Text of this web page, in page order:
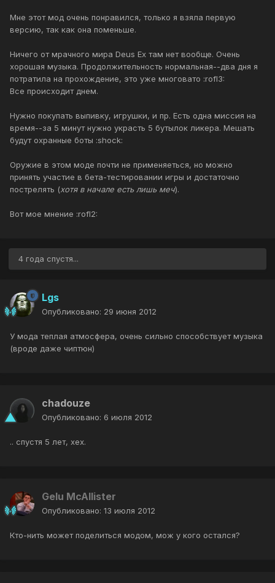
Мне этот мод очень понравился, только я взяла первую
версию, так как она поменьше.
Ничего от мрачного мира Deus Ex там нет вообще. Очень
хорошая музыка. Продолжительность нормальная--два дня я
потратила на прохождение, это уже многовато :rofl3:
Все происходит днем.
Нужно покупать выпивку, игрушки, и пр. Есть одна миссия на
время--за 5 минут нужно украсть 5 бутылок ликера. Мешать
будут охранные боты :shock:
Оружие в этом моде почти не применяеться, но можно
принять участие в бета-тестировании игры и достаточно
пострелять (хотя в начале есть лишь меч).
Вот мое мнение :rofl2:
4 года спустя...
Lgs
Опубликовано: 29 июня 2012
У мода теплая атмосфера, очень сильно способствует музыка
(вроде даже чиптюн)
chadouze
Опубликовано: 6 июля 2012
.. спустя 5 лет, хех.
Gelu McAllister
Опубликовано: 13 июля 2012
Кто-нить может поделиться модом, мож у кого остался?